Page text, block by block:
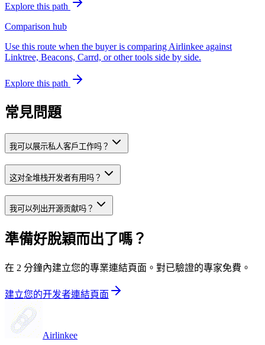
Explore this path
Comparison hub
Use this route when the buyer is comparing Airlinkee against
Linktree, Beacons, Carrd, or other tools side by side.
Explore this path
常見問題
我可以展示私人客戶工作吗？
这对全堆栈开发者有用吗？
我可以列出开源贡献吗？
準備好脫穎而出了嗎？
在 2 分鐘內建立您的專業連結頁面。對已驗證的專家免費。
建立您的开发者連結頁面
Airlinkee